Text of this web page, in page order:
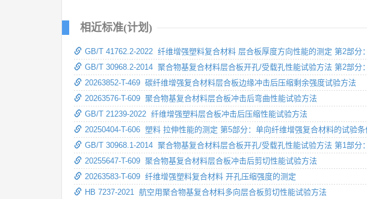
相近标准(计划)
GB/T 41762.2-2022 纤维增强塑料复合材料 层合板厚度方向性能的测定 第2部
GB/T 30968.2-2014 聚合物基复合材料层合板开孔/受载孔性能试验方法 第2部分
20263852-T-469 碳纤维增强复合材料层合板边缘冲击后压缩剩余强度试验方法
20263576-T-609 聚合物基复合材料层合板冲击后弯曲性能试验方法
GB/T 21239-2022 纤维增强塑料层合板冲击后压缩性能试验方法
20250404-T-606 塑料 拉伸性能的测定 第5部分：单向纤维增强复合材料的试验条
GB/T 30968.1-2014 聚合物基复合材料层合板开孔/受载孔性能试验方法 第1部分
20255647-T-609 聚合物基复合材料层合板冲击后剪切性能试验方法
20263583-T-609 纤维增强塑料复合材料 开孔压缩强度的测定
HB 7237-2021 航空用聚合物基复合材料多向层合板剪切性能试验方法